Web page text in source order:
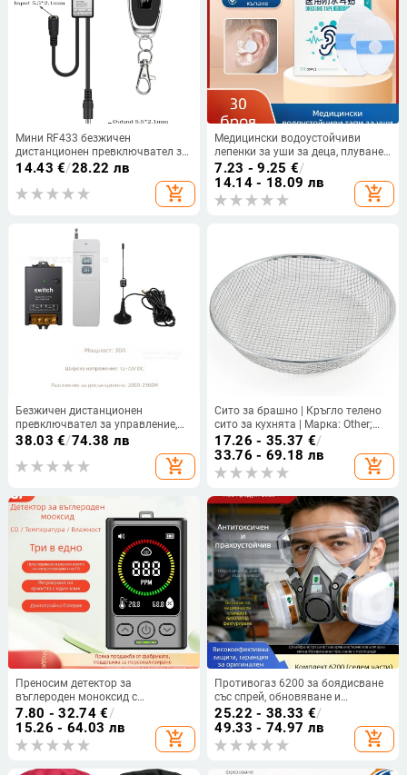
Мини RF433 безжичен
дистанционен превключвател за
LED ленти, 3A, DC 3.6-24V,
14.43 €/28.22 лв
add_shopping_cart
Медицински водоустойчиви
лепенки за уши за деца, плуване,
къпане на новородени,
възрастни, отвор за средното
ухо, защита от вода, наушници
7.23 - 9.25 €/
14.14 - 18.09 лв
add_shopping_cart
Безжичен дистанционен
превключвател за управление,
DC12-72V, 30A, RF433, за водна
38.03 €/74.38 лв
add_shopping_cart
Сито за брашно | Кръгло телено
сито за кухнята | Марка: Other;
Внос: Не; Стил: Друг
17.26 - 35.37 €/
33.76 - 69.18 лв
add_shopping_cart
Преносим детектор за
въглероден моноксид с
измерване на температура и
влажност, модел GC3000 - 3 в 1,
обхват 400–5000 ppm, точност
±5%, USB захранване
7.80 - 32.74€/
15.26 - 64.03 лв
add_shopping_cart
Противогаз 6200 за боядисване
със спрей, обновяване и
шлайфане — защита от прах,
токсини и химикали
25.22 - 38.33 €/
49.33 - 74.97 лв
add_shopping_cart